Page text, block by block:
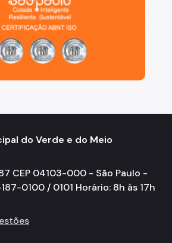
Ambiental Industrial
Ambiental
do Verde e do Meio
CEP 04103-000 - São Paulo -
0100 / 0101 Horário: 8h às 17h